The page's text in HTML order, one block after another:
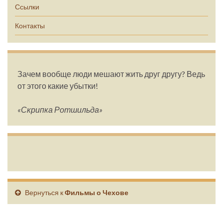
Ссылки
Контакты
Зачем вообще люди мешают жить друг другу? Ведь
от этого какие убытки!
«Скрипка Ротшильда»
Вернуться кФильмы о Чехове